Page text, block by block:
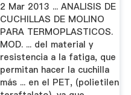
2 Mar 2013 ... ANALISIS DE
CUCHILLAS DE MOLINO
PARA TERMOPLASTICOS.
MOD. ... del material y
resistencia a la fatiga, que
permitan hacer la cuchilla
más ... en el PET, (polietilen